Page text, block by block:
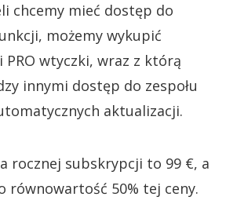
chcemy mieć dostęp do
możemy wykupić
wtyczki, wraz z którą
innymi dostęp do zespołu
aktualizacji.
rocznej subskrypcji to 99 €, a
równowartość 50% tej ceny.